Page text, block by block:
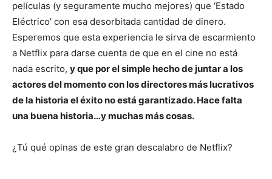
películas (y seguramente mucho mejores) que ‘Estado
Eléctrico’ con esa desorbitada cantidad de dinero.
Esperemos que esta experiencia le sirva de escarmiento
a Netflix para darse cuenta de que en el cine no está
nada escrito, y que por el simple hecho de juntar a los
actores del momento con los directores más lucrativos
de la historia el éxito no está garantizado. Hace falta
una buena historia…y muchas más cosas.
¿Tú qué opinas de este gran descalabro de Netflix?